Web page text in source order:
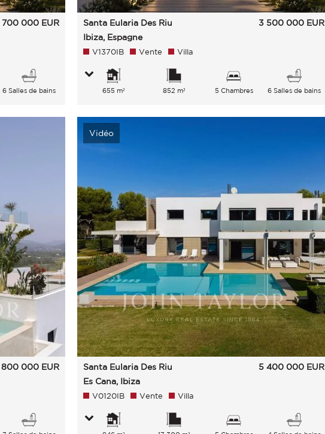
700 000 EUR
6 Salles de bains
Santa Eularia Des Riu
Ibiza, Espagne
3 500 000 EUR
V1370IB Vente Villa
655 m² 852 m² 5 Chambres 6 Salles de bains
800 000 EUR
Vidéo
Santa Eularia Des Riu
Es Cana, Ibiza
5 400 000 EUR
V0120IB Vente Villa